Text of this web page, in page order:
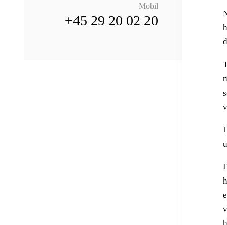
I
Mobil
+45 29 20 02 20